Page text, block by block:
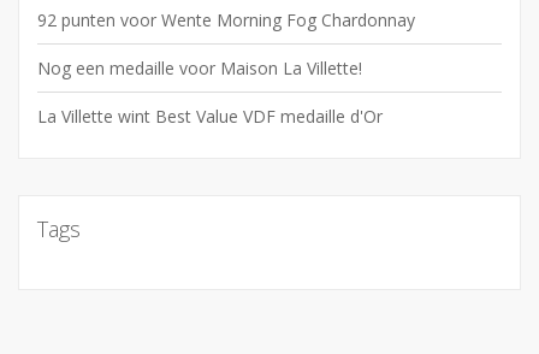
92 punten voor Wente Morning Fog Chardonnay
Nog een medaille voor Maison La Villette!
La Villette wint Best Value VDF medaille d'Or
Tags